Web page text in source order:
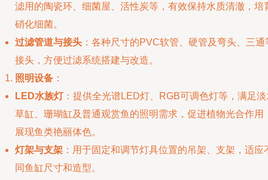
滤用的陶瓷环、细菌屋、活性炭等，有效保持水质清澈，培
硝化细菌。
过滤管道与接头 ：各种尺寸的PVC软管、硬管及弯头、三通
接头，方便过滤系统搭建与改造。
照明设备 ：
LED水族灯：提供全光谱LED灯、RGB可调色灯等，满足淡
草缸、珊瑚缸及普通观赏鱼的照明需求，促进植物光合作用
展现鱼类艳丽体色。
灯架与支架 ：用于固定和调节灯具位置的吊架、支架，适应
同鱼缸尺寸和造型。